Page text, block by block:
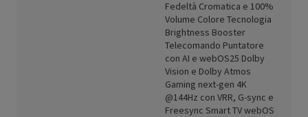
Fedeltà Cromatica e 100%
Volume Colore Tecnologia
Brightness Booster
Telecomando Puntatore
con AI e webOS25 Dolby
Vision e Dolby Atmos
Gaming next-gen 4K
@144Hz con VRR, G-sync e
Freesync Smart TV webOS